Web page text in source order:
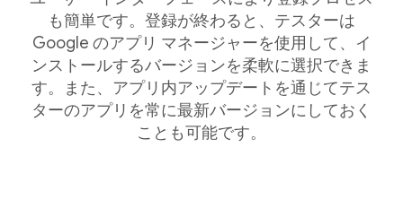
も簡単です。登録が終わると、テスターは
Google のアプリ マネージャーを使用して、イ
ンストールするバージョンを柔軟に選択できま
す。また、アプリ内アップデートを通じてテス
ターのアプリを常に最新バージョンにしておく
ことも可能です。